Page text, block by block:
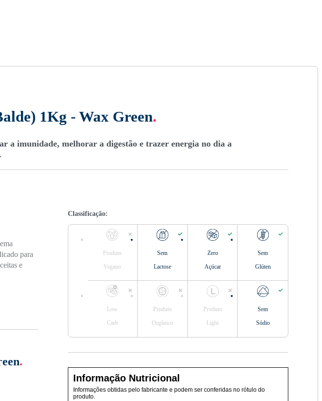
1Kg - Wax Green.
a imunidade, melhorar a digestão e trazer energia no dia a
para
e
.
Classificação:
Produto
Vegano
Sem
Lactose
Zero
Açúcar
Sem
Glúten
Low
Carb
Produto
Orgânico
Produto
Light
Sem
Sódio
Informação Nutricional
Informações obtidas pelo fabricante e podem ser conferidas no rótulo do
produto.